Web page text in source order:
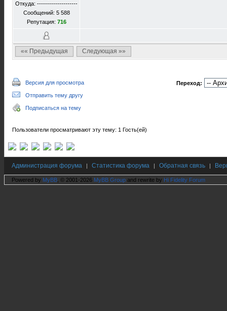
Откуда: --------------------
Сообщений: 5 588
Репутация: 716
«« Предыдущая Следующая »»
Версия для просмотра
Отправить тему другу
Подписаться на тему
Переход:
Пользователи просматривают эту тему: 1 Гость(ей)
Администрация форума | Статистика форума | Обратная связь |
Powered by MyBB , © 2001-2026 MyBB Group and rewrite by Hi Fidelity Forum